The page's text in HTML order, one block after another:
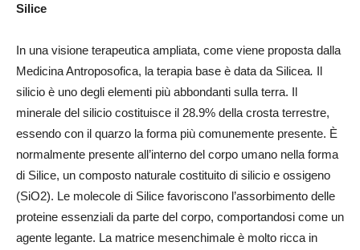
Silice
In una visione terapeutica ampliata, come viene proposta dalla
Medicina Antroposofica, la terapia base è data da Silicea. Il
silicio è uno degli elementi più abbondanti sulla terra. Il
minerale del silicio costituisce il 28.9% della crosta terrestre,
essendo con il quarzo la forma più comunemente presente. È
normalmente presente all’interno del corpo umano nella forma
di Silice, un composto naturale costituito di silicio e ossigeno
(SiO2). Le molecole di Silice favoriscono l’assorbimento delle
proteine essenziali da parte del corpo, comportandosi come un
agente legante. La matrice mesenchimale è molto ricca in